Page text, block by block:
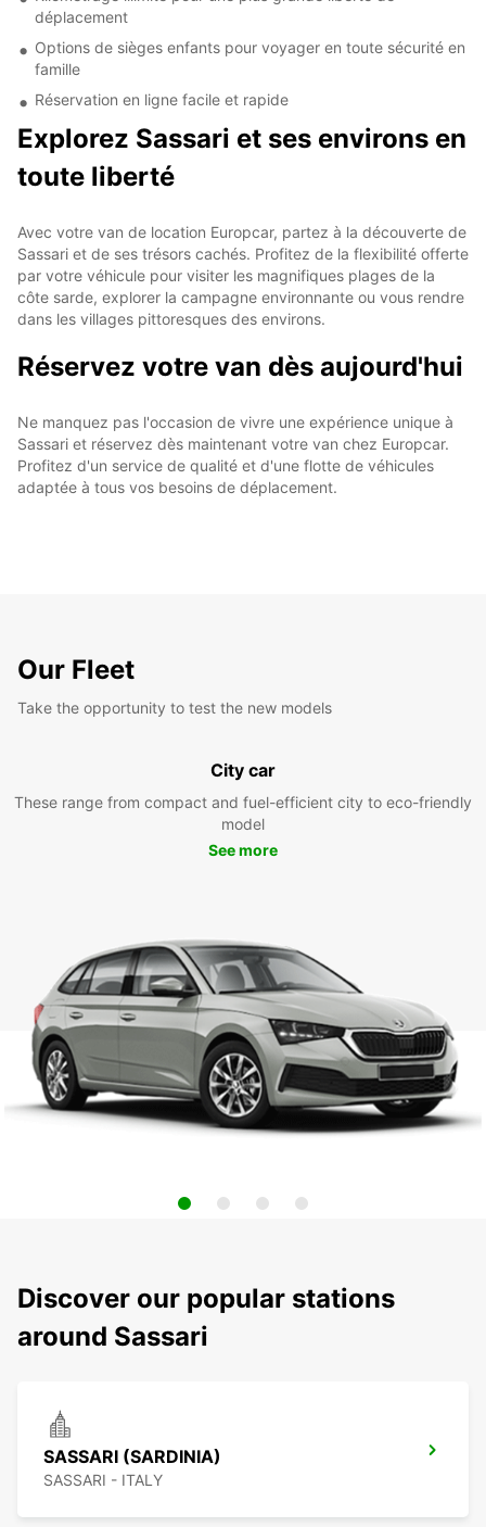
déplacement
Options de sièges enfants pour voyager en toute sécurité en
famille
Réservation en ligne facile et rapide
Explorez Sassari et ses environs en
toute liberté
Avec votre van de location Europcar, partez à la découverte de
Sassari et de ses trésors cachés. Profitez de la flexibilité offerte
par votre véhicule pour visiter les magnifiques plages de la
côte sarde, explorer la campagne environnante ou vous rendre
dans les villages pittoresques des environs.
Réservez votre van dès aujourd'hui
Ne manquez pas l'occasion de vivre une expérience unique à
Sassari et réservez dès maintenant votre van chez Europcar.
Profitez d'un service de qualité et d'une flotte de véhicules
adaptée à tous vos besoins de déplacement.
Our Fleet
Take the opportunity to test the new models
City car
These range from compact and fuel-efficient city to eco-friendly
model
See more
Discover our popular stations
around Sassari
SASSARI (SARDINIA)
SASSARI - ITALY